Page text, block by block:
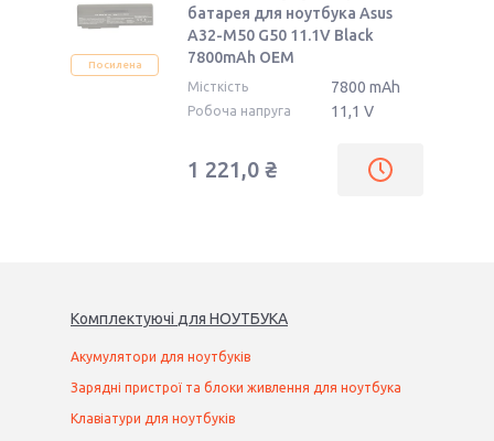
Посилена
батарея для ноутбука Asus
A32-M50 G50 11.1V Black
7800mAh OEM
Місткість 7800 mAh
Робоча напруга 11,1 V
1 221,0 ₴
Комплектуючі для НОУТБУКА
Акумулятори для ноутбуків
Зарядні пристрої та блоки живлення для ноутбука
Клавіатури для ноутбуків